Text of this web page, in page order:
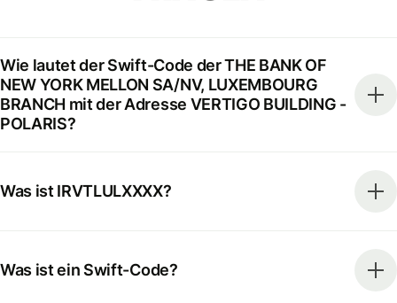
Wie lautet der Swift-Code der THE BANK OF
NEW YORK MELLON SA/NV, LUXEMBOURG
BRANCH mit der Adresse VERTIGO BUILDING -
POLARIS?
Was ist IRVTLULXXXX?
Was ist ein Swift-Code?